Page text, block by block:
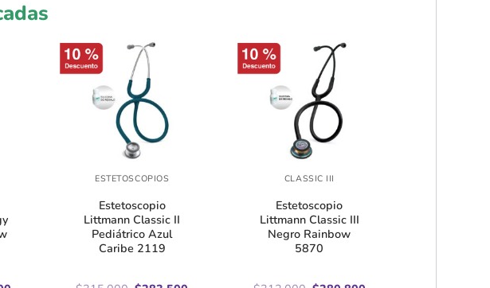
ESTETOSCOPIOS
Estetoscopio
Littmann Classic II
Pediátrico Azul
Caribe 2119
CLASSIC III
Estetoscopio
Littmann Classic III
Negro Rainbow
5870